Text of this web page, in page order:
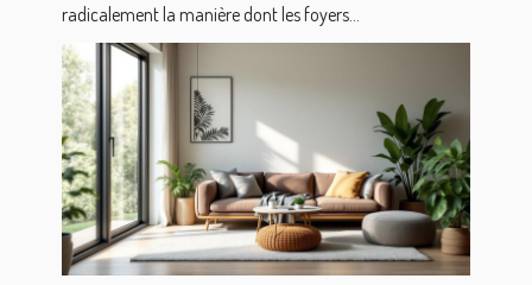
radicalement la manière dont les foyers...